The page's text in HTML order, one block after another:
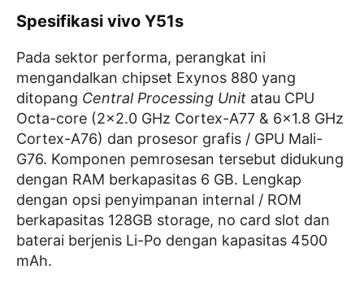
Spesifikasi vivo Y51s
Pada sektor performa, perangkat ini
mengandalkan chipset Exynos 880 yang
ditopang Central Processing Unit atau CPU
Octa-core (2×2.0 GHz Cortex-A77 & 6×1.8 GHz
Cortex-A76) dan prosesor grafis / GPU Mali-
G76. Komponen pemrosesan tersebut didukung
dengan RAM berkapasitas 6 GB. Lengkap
dengan opsi penyimpanan internal / ROM
berkapasitas 128GB storage, no card slot dan
baterai berjenis Li-Po dengan kapasitas 4500
mAh.